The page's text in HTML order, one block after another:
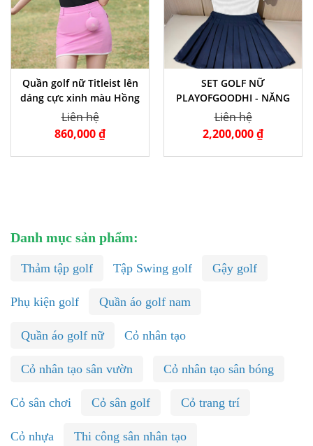
Quần golf nữ Titleist lên
dáng cực xinh màu Hồng
Liên hệ
860,000 ₫
SET GOLF NỮ
PLAYOFGOODHI - NĂNG
ĐỘNG & THANH LỊC
Liên hệ
2,200,000 ₫
Danh mục sản phẩm:
Thảm tập golf Tập Swing golf Gậy golf
Phụ kiện golf Quần áo golf nam
Quần áo golf nữ Cỏ nhân tạo
Cỏ nhân tạo sân vườn Cỏ nhân tạo sân bóng
Cỏ sân chơi Cỏ sân golf Cỏ trang trí
Cỏ nhựa Thi công sân nhân tạo